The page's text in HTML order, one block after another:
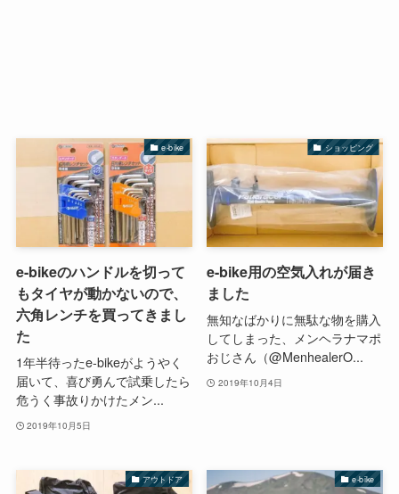
e-bike
e-bikeのハンドルを切って
もタイヤが動かないので、
六角レンチを買ってきまし
た
1年半待ったe-bikeがようやく
届いて、喜び勇んで試乗したら
危うく事故りかけたメン...
2019年10月5日
ショッピング
e-bike用の空気入れが届き
ました
無知なばかりに無駄な物を購入
してしまった、メンヘラナマポ
おじさん（@MenhealerO...
2019年10月4日
アウトドア e-bike